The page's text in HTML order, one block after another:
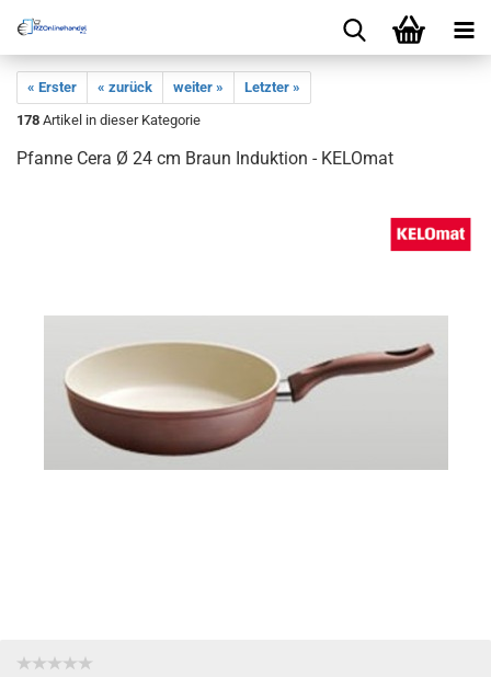
« Erster « zurück weiter »
Letzter »
178 Artikel in dieser Kategorie
Pfanne Cera Ø 24 cm Braun Induktion - KELOmat